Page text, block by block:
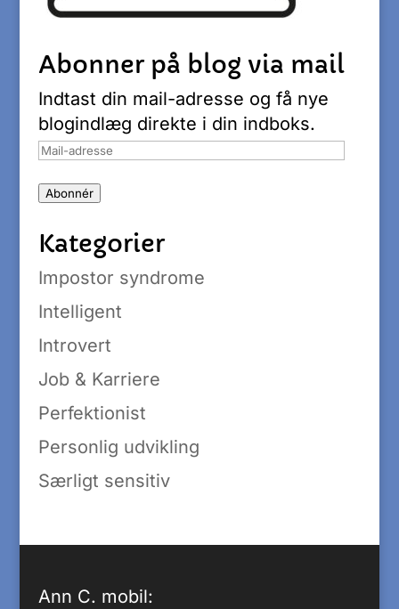
Abonner på blog via mail
Indtast din mail-adresse og få nye
blogindlæg direkte i din indboks.
Mail-
Abonnér
Kategorier
Impostor syndrome
Intelligent
Introvert
Job & Karriere
Perfektionist
Personlig udvikling
Særligt sensitiv
Ann C. mobil: